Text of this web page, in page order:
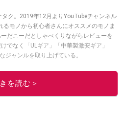
ク。2019年12月よりYouTubeチャンネル
るモノから初心者さんにオススメのモノま
だこーだとしゃべくりながらレビューを
でなく「ULギア」「中華製激安ギア」
ジャンルを取り上げている。
このイチオシストの他の記事を読む
を読む＞